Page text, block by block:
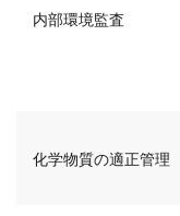
内部環境監査
化学物質の適正管理